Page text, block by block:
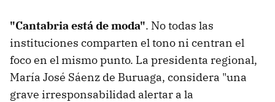
"Cantabria está de moda". No todas las
instituciones comparten el tono ni centran el
foco en el mismo punto. La presidenta regional,
María José Sáenz de Buruaga, considera "una
grave irresponsabilidad alertar a la